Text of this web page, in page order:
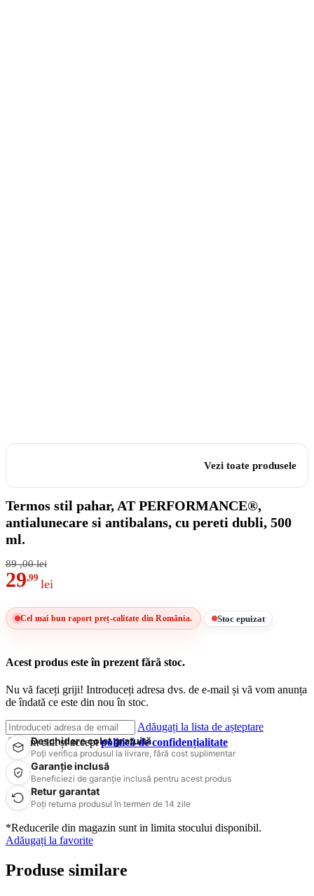
Vezi toate produsele
Termos stil pahar, AT PERFORMANCE®,
antialunecare si antibalans, cu pereti dubli, 500
ml.
89 ,00 lei
29,99 lei
Cel mai bun raport preț-calitate din România. Stoc epuizat
Acest produs este în prezent fără stoc.
Nu vă faceți griji! Introduceți adresa dvs. de e-mail și vă vom anunța
de îndată ce este din nou în stoc.
Adăugați la lista de așteptare
Am citit și acceptpolitică de confidențialitate
Deschidere colet gratuită
Poți verifica produsul la livrare, fără cost suplimentar
Garanție inclusă
Beneficiezi de garanție inclusă pentru acest produs
Retur garantat
Poți returna produsul în termen de 14 zile
*Reducerile din magazin sunt in limita stocului disponibil.
Adăugați la favorite
Produse similare